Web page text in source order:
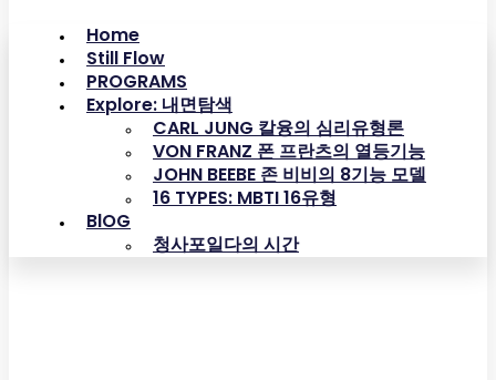
Home
Still Flow
PROGRAMS
Explore: 내면탐색
CARL JUNG 칼융의 심리유형론
VON FRANZ 폰 프란츠의 열등기능
JOHN BEEBE 존 비비의 8기능 모델
16 TYPES: MBTI 16유형
BlOG
청사포일다의 시간